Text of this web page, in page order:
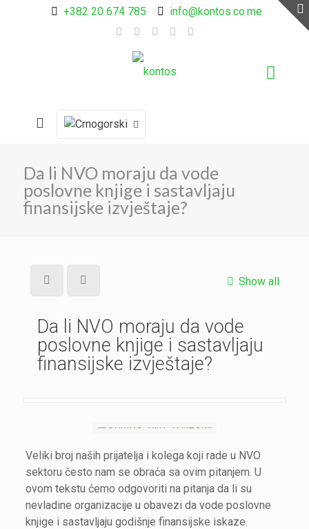
+382 20 674 785 info@kontos.co.me
Da li NVO moraju da vode
poslovne knjige i sastavljaju
finansijske izvještaje?
Show all
Da li NVO moraju da vode
poslovne knjige i sastavljaju
finansijske izvještaje?
Veliki broj naših prijatelja i kolega koji rade u NVO
sektoru često nam se obraća sa ovim pitanjem. U
ovom tekstu ćemo odgovoriti na pitanja da li su
nevladine organizacije u obavezi da vode poslovne
knjige i sastavljaju godišnje finansijske iskaze.